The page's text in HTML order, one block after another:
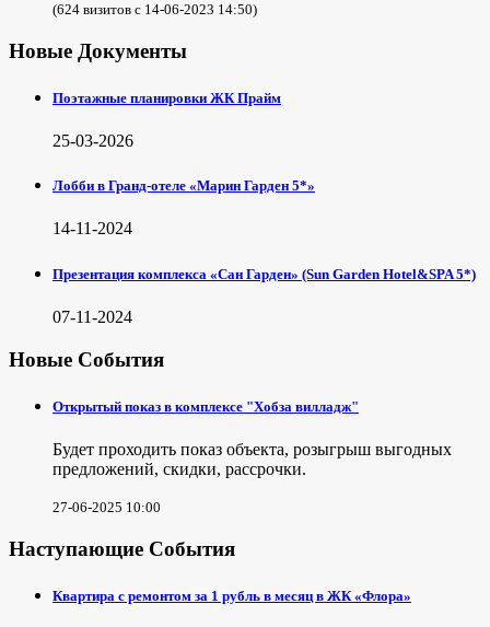
(624 визитов с 14-06-2023 14:50)
Новые Документы
Поэтажные планировки ЖК Прайм
25-03-2026
Лобби в Гранд-отеле «Марин Гарден 5*»
14-11-2024
Презентация комплекса «Сан Гарден» (Sun Garden Hotel&SPA 5*)
07-11-2024
Новые События
Открытый показ в комплексе "Хобза вилладж"
Будет проходить показ объекта, розыгрыш выгодных
предложений, скидки, рассрочки.
27-06-2025 10:00
Наступающие События
Квартира с ремонтом за 1 рубль в месяц в ЖК «Флора»